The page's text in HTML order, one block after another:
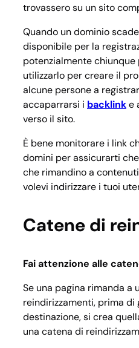
trovassero su un sito
Quando un dominio
disponibile per la
potenzialmente
utilizzarlo per creare il
alcune persone a
accaparrarsi i backlinke
verso il sito.
È bene monitorare i link
domini per assicurarti
che rimandino a
volevi indirizzare i tuoi
Catene di
Fai attenzione alle
Se una pagina rimanda a
reindirizzamenti, prima di
destinazione, si crea
una catena di